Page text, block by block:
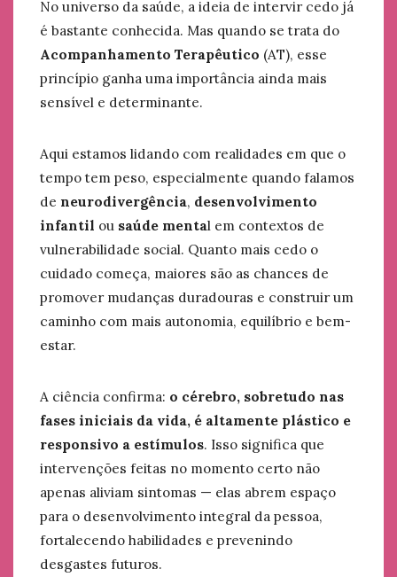
No universo da saúde, a ideia de intervir cedo já
é bastante conhecida. Mas quando se trata do
Acompanhamento Terapêutico (AT), esse
princípio ganha uma importância ainda mais
sensível e determinante.
Aqui estamos lidando com realidades em que o
tempo tem peso, especialmente quando falamos
de neurodivergência, desenvolvimento
infantil ou saúde mental em contextos de
vulnerabilidade social. Quanto mais cedo o
cuidado começa, maiores são as chances de
promover mudanças duradouras e construir um
caminho com mais autonomia, equilíbrio e bem-
estar.
A ciência confirma: o cérebro, sobretudo nas
fases iniciais da vida, é altamente plástico e
responsivo a estímulos. Isso significa que
intervenções feitas no momento certo não
apenas aliviam sintomas — elas abrem espaço
para o desenvolvimento integral da pessoa,
fortalecendo habilidades e prevenindo
desgastes futuros.